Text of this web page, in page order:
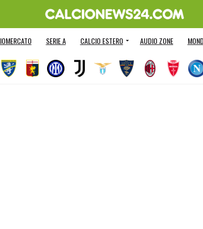
SERIE A CALCIO ESTERO AUDIO ZONE